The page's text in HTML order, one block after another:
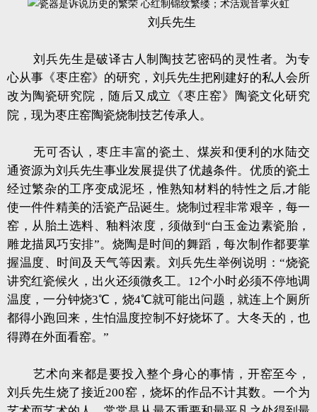
刘兵先生
刘兵先生是破译古人制陶技艺密码的灵性者。为专
心从事《枣庄窑》的研究，刘兵先生把刚建好的私人会所
改为陶瓷研究院，随后又成立《枣庄窑》陶瓷文化研究
院，现为枣庄窑陶瓷烧制技艺传承人。
无可否认，枣庄丰富的瓷土、煤炭和便利的水陆交
通资源为刘兵先生事业发展提供了优越条件。优质的瓷土
经过繁杂的工序变成泥坯，惟熟知材料的特性之后,才能
使一件件精美的活瓷产品诞生。烧制过程非常艰辛，每一
窑，从胎土选料、釉料浓度，须做到“白玉金边素瓷胎，
雕龙描凤巧安排”。烧陶是时间的舞蹈，每次制作都要掌
握温度、时间及天气等因素。刘兵先生举例说明：“烧瓷
讲究红瓷候火，出火还须微炙工。12个小时必须不停地调
温度，一分钟烧3℃，烧4℃就可能出问题，就连上个厕所
都得小跑回来，生怕温度控制不好烧坏了。大冬天的，也
得蹲在外面看窑。”
艺术向来都是要投入整个身心的事情，开窑至今，
刘兵先生烧了接近200窑，烧坏的作品不计其数。一个为